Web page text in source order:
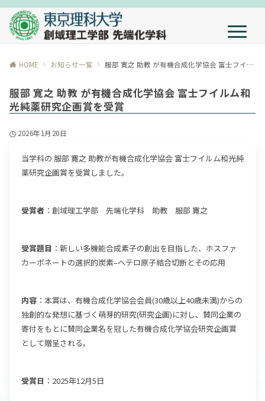
HOME お知らせ一覧 服部 寛之 助教 が有機合成化学協会 富士フイルム和光純薬研究企画賞を受賞
服部 寛之 助教 が有機合成化学協会 富士フイルム和
光純薬研究企画賞を受賞
2026年1月20日
当学科の 服部 寛之 助教が有機合成化学協会 富士フイルム和光純
薬研究企画賞を受賞しました。
受賞者 ：創域理工学部 先端化学科 助教 服部 寛之
受賞題目 ：新しい多機能合成素子の創出を目指した、ホスファ
カーボネートの選択的炭素–ヘテロ原子結合切断とその応用
内容 ：本賞は、有機合成化学協会会員(30歳以上40歳未満)からの
独創的な発想に基づく萌芽的研究(研究企画)に対し、賛同企業の
寄付をもとに賛同企業名を冠した有機合成化学協会研究企画賞
として贈呈される。
受賞日 ：2025年12月5日